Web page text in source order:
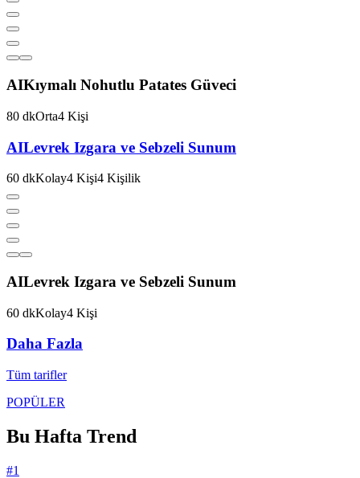
AIKıymalı Nohutlu Patates Güveci
80 dkOrta4 Kişi
AILevrek Izgara ve Sebzeli Sunum
60 dkKolay4 Kişi4 Kişilik
AILevrek Izgara ve Sebzeli Sunum
60 dkKolay4 Kişi
Daha Fazla
Tüm tarifler
POPÜLER
Bu Hafta Trend
#1